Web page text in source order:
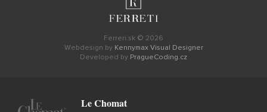
Ferreri.sk © 2026
Webdesign by Kennymax Visual Designer
Developed by PragueCoding.cz
Le Chomat